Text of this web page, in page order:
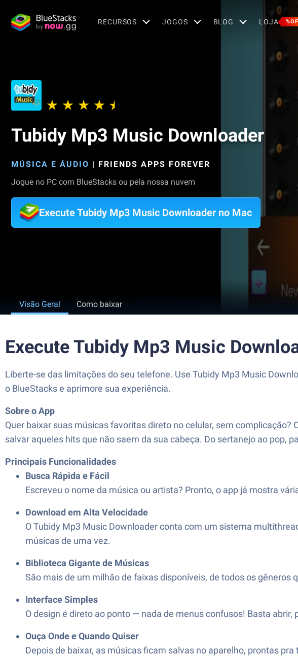
RECURSOS JOGOS BLOG LOJA
Tubidy Mp3 Music Downloader
MÚSICA E ÁUDIO | FRIENDS APPS FOREVER
Jogue no PC com BlueStacks ou pela nossa nuvem
Execute Tubidy Mp3 Music Downloader no Mac
Visão Geral Como baixar
Execute Tubidy Mp3 Music
Liberte-se das limitações do seu telefone. Use Tubidy Mp3 Music
o BlueStacks e aprimore sua experiência.
Sobre o App
Quer baixar suas músicas favoritas direto no celular, sem
salvar aqueles hits que não saem da sua cabeça. Do sertanejo ao pop,
Principais Funcionalidades
Busca Rápida e Fácil
Escreveu o nome da música ou artista? Pronto, o app já mostra
Download em Alta Velocidade
O Tubidy Mp3 Music Downloader conta com um sistema
músicas de uma vez.
Biblioteca Gigante de Músicas
São mais de um milhão de faixas disponíveis, de todos os gêneros
Interface Simples
O design é direto ao ponto — nada de menus confusos! Basta
Ouça Onde e Quando Quiser
Depois de baixar, as músicas ficam salvas no aparelho, prontas